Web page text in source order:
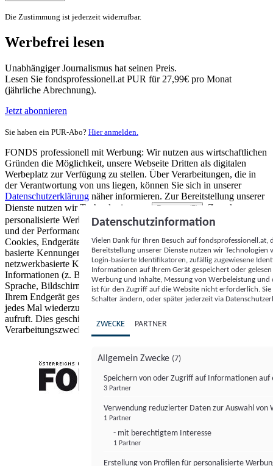
Die Zustimmung ist jederzeit widerrufbar.
Werbefrei lesen
Unabhängiger Journalismus hat seinen Preis.
Lesen Sie fondsprofessionell.at PUR für 27,99€ pro Monat
(jährliche Abrechnung).
Jetzt abonnieren
Sie haben ein PUR-Abo? Hier anmelden.
FONDS professionell mit Werbung: Wir nutzen aus wirtschaftlichen
Gründen die Möglichkeit, unsere Webseite Dritten als digitalen
Werbeplatz zur Verfügung zu stellen. Über Verarbeitungen, die in
der Verantwortung von uns liegen, können Sie sich in unserer
Datenschutzerklärung näher informieren. Zur Bereitstellung unserer
Dienste nutzen wir Technologien von
Partnern (5)
. Zwecke:
personalisierte Werbung und Inhalte, Messung von Werbeleistung
und der Performance von Inhalten sowie Zielgruppenforschung.
Cookies, Endgeräte- oder ähnliche Online-Kennungen (z. B. login-
basierte Kennungen, zufällig generierte Kennungen,
netzwerkbasierte Kennungen) können zusammen mit anderen
Informationen (z. B. Browsertyp und Browserinformationen,
Sprache, Bildschirmgröße, unterstützte Technologien usw.) auf
Ihrem Endgerät gespeichert oder von dort ausgelesen werden, um es
jedes Mal wiederzuerkennen, wenn es eine App oder einer Webseite
aufruft. Dies geschieht für einen oder mehrere der hier aufgeführten
Verarbeitungszwecke.
Datenschutzinformation
Vielen Dank für Ihren Besuch auf
Bereitstellung unserer Dienste nutzen wir Technologien
Login-basierte Identifikatoren, zufällig zugewiesene
Informationen auf Ihrem Gerät gespeichert oder
Werbung und Inhalte, Messung von Werbeleistung
ist für den Zugriff auf die Website nicht erforderlich.
Schalter ändern, oder später jederzeit via
ZWECKE PARTNER
Allgemein Zwecke (7)
Speichern von oder Zugriff auf Informationen auf
3 Partner
Verwendung reduzierter Daten zur Auswahl von
1 Partner
- mit berechtigtem Interesse
1 Partner
Erstellung von Profilen für personalisierte
FONDS professionell